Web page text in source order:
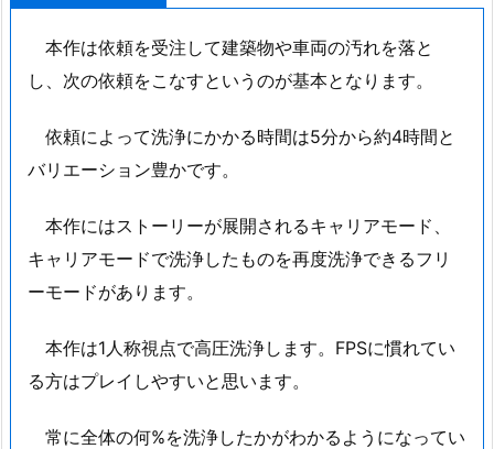
本作は依頼を受注して建築物や車両の汚れを落と
し、次の依頼をこなすというのが基本となります。
依頼によって洗浄にかかる時間は5分から約4時間と
バリエーション豊かです。
本作にはストーリーが展開されるキャリアモード、
キャリアモードで洗浄したものを再度洗浄できるフリ
ーモードがあります。
本作は1人称視点で高圧洗浄します。FPSに慣れてい
る方はプレイしやすいと思います。
常に全体の何%を洗浄したかがわかるようになってい